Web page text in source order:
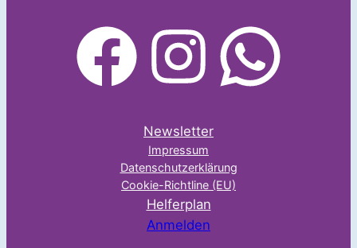
facebook Instagram WhatsApp
Newsletter
Impressum
Datenschutzerklärung
Cookie-Richtline (EU)
Helferplan
Anmelden